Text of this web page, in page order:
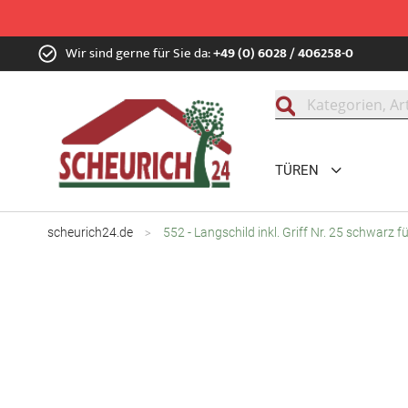
Zum
Inhalt Wir sind gerne für Sie da:+49 (0) 6028 / 406258-0
TÜREN
scheurich24.de 552 - Langschild inkl. Griff Nr. 25 schwarz